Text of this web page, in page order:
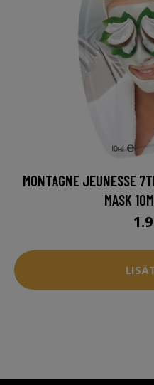
MONTAGNE JEUNESSE
MASK